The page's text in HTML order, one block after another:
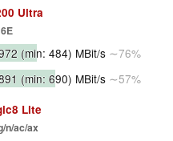
Ultra
(min: 484) MBit/s ∼76%
(min: 690) MBit/s ∼57%
Lite
n/ac/ax